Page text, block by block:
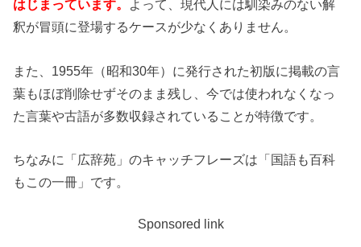
はじまっています。 よって、現代人には馴染みのない解
釈が冒頭に登場するケースが少なくありません。
また、1955年（昭和30年）に発行された初版に掲載の言
葉もほぼ削除せずそのまま残し、今では使われなくなっ
た言葉や古語が多数収録されていることが特徴です。
ちなみに「広辞苑」のキャッチフレーズは「国語も百科
もこの一冊」です。
Sponsored link